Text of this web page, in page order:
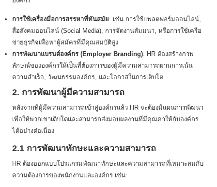
การใช้เครื่องมือการสรรหาที่ทันสมัย: เช่น การใช้แพลตฟอร์มออนไลน์,
สื่อสังคมออนไลน์ (Social Media), การจัดงานสัมมนา, หรือการใช้เครือ
ข่ายธุรกิจเพื่อหาผู้สมัครที่มีคุณสมบัติสูง
การพัฒนาแบรนด์องค์กร (Employer Branding): HR ต้องสร้างภาพ
ลักษณ์ขององค์กรให้เป็นที่ต้องการของผู้มีความสามารถผ่านการเน้น
ความสำเร็จ, วัฒนธรรมองค์กร, และโอกาสในการเติบโต
2. การพัฒนาผู้มีความสามารถ
หลังจากที่ผู้มีความสามารถเข้าสู่องค์กรแล้ว HR จะต้องมีแผนการพัฒนา
เพื่อให้พวกเขาเติบโตและสามารถส่งมอบผลงานที่มีคุณค่าให้กับองค์กร
ได้อย่างต่อเนื่อง
2.1 การพัฒนาทักษะและความสามารถ
HR ต้องออกแบบโปรแกรมพัฒนาทักษะและความสามารถที่เหมาะสมกับ
ความต้องการของพนักงานและองค์กร เช่น: